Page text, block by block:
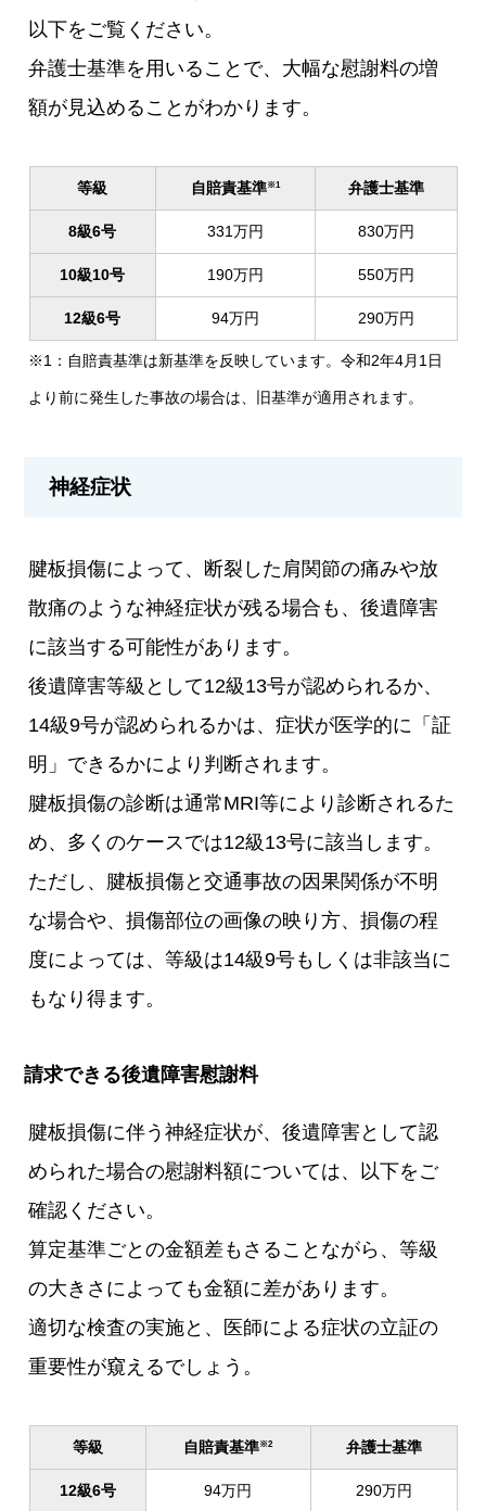
以下をご覧ください。
弁護士基準を用いることで、大幅な慰謝料の増
額が見込めることがわかります。
等級 自賠責基準※1 弁護士基準
8級6号 331万円 830万円
10級10号 190万円 550万円
12級6号 94万円 290万円
※1：自賠責基準は新基準を反映しています。令和2年4月1日
より前に発生した事故の場合は、旧基準が適用されます。
神経症状
腱板損傷によって、断裂した肩関節の痛みや放
散痛のような神経症状が残る場合も、後遺障害
に該当する可能性があります。
後遺障害等級として12級13号が認められるか、
14級9号が認められるかは、症状が医学的に「証
明」できるかにより判断されます。
腱板損傷の診断は通常MRI等により診断されるた
め、多くのケースでは12級13号に該当します。
ただし、腱板損傷と交通事故の因果関係が不明
な場合や、損傷部位の画像の映り方、損傷の程
度によっては、等級は14級9号もしくは非該当に
もなり得ます。
請求できる後遺障害慰謝料
腱板損傷に伴う神経症状が、後遺障害として認
められた場合の慰謝料額については、以下をご
確認ください。
算定基準ごとの金額差もさることながら、等級
の大きさによっても金額に差があります。
適切な検査の実施と、医師による症状の立証の
重要性が窺えるでしょう。
等級 自賠責基準※2 弁護士基準
12級6号 94万円 290万円